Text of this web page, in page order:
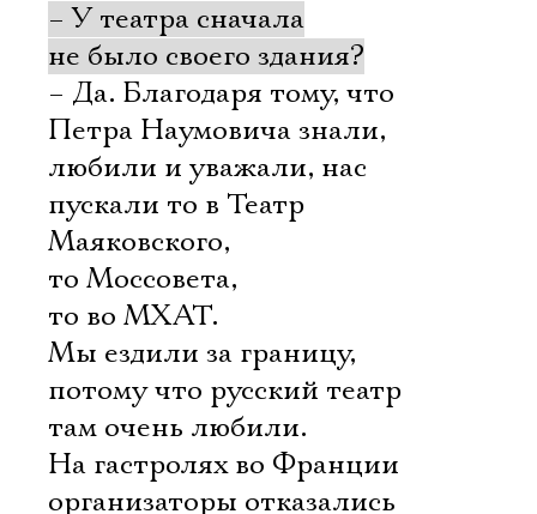
– У театра сначала
не было своего здания?
– Да. Благодаря тому, что
Петра Наумовича знали,
любили и уважали, нас
пускали то в Театр
Маяковского,
то Моссовета,
то во МХАТ.
Мы ездили за границу,
потому что русский театр
там очень любили.
На гастролях во Франции
организаторы отказались